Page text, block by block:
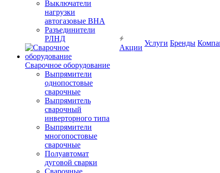
Выключатели
нагрузки
автогазовые ВНА
Разъединители
РЛНД
Сварочное оборудование
Выпрямители
однопостовые
сварочные
Выпрямитель
сварочный
инверторного типа
Выпрямители
многопостовые
сварочные
Полуавтомат
дуговой сварки
Сварочные
Акции
Услуги Бренды